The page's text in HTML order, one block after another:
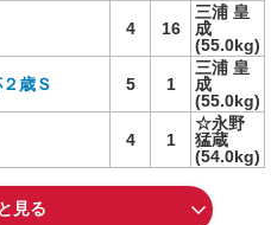
4 16
三浦 皇
成
(55.0kg)
歳Ｓ 5 1
三浦 皇
成
(55.0kg)
4 1
☆永野
猛蔵
(54.0kg)
見る